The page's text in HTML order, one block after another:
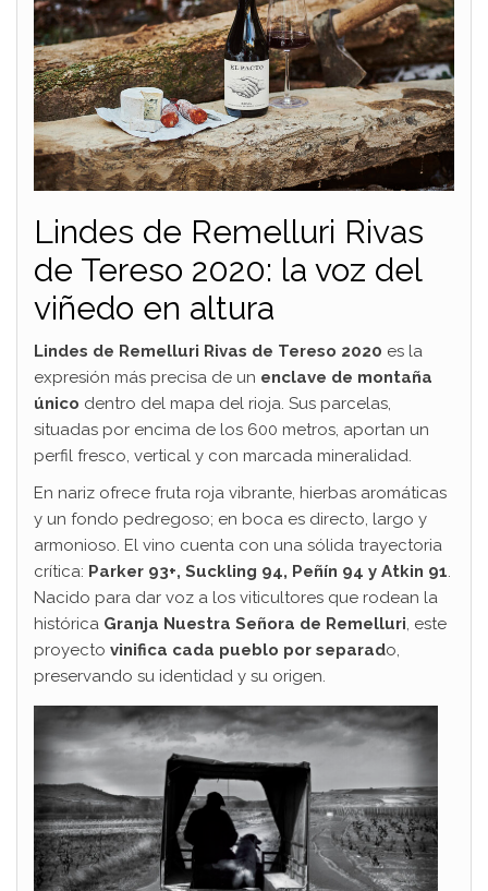
Lindes de Remelluri Rivas
de Tereso 2020: la voz del
viñedo en altura
Lindes de Remelluri Rivas de Tereso 2020 es la
expresión más precisa de un enclave de montaña
único dentro del mapa del rioja. Sus parcelas,
situadas por encima de los 600 metros, aportan un
perfil fresco, vertical y con marcada mineralidad.
En nariz ofrece fruta roja vibrante, hierbas aromáticas
y un fondo pedregoso; en boca es directo, largo y
armonioso. El vino cuenta con una sólida trayectoria
crítica: Parker 93+, Suckling 94, Peñín 94 y Atkin 91
Nacido para dar voz a los viticultores que rodean la
histórica Granja Nuestra Señora de Remelluri , este
proyecto vinifica cada pueblo por separado,
preservando su identidad y su origen.